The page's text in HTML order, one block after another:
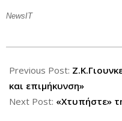
NewsIT
08-
22
Previous Post:
και επιμήκυνση»
Next Post: «Χτυπήστε»